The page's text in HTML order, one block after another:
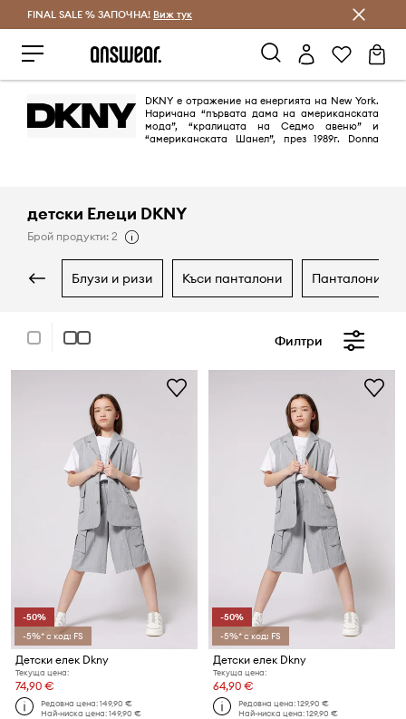
Спестявай с Answear Club
FINAL SALE % ЗАПОЧНА! Виж тук
DKNY е отражение на енергията на New York.
Наричана “първата дама на американската
мода”, “кралицата на Седмо авеню” и
“американската Шанел”, през 1989г. Donna
детски Елеци DKNY
Брой продукти: 2
блузи и ризи къси панталони панталони и
Филтри
-50%
-5%* с код: FS
Детски елек Dkny
Текуща цена:
74,90 €
Редовна цена:149,90 €
Най-ниска цена:149,90 €
-50%
-5%* с код: FS
Детски елек Dkny
Текуща цена:
64,90 €
Редовна цена:129,90 €
Най-ниска цена:129,90 €